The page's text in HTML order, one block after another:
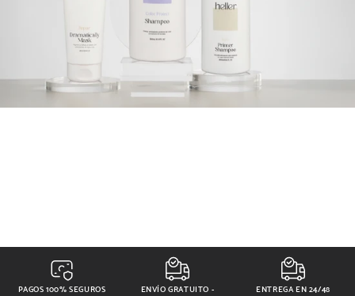
PAGOS 100% SEGUROS
ENVÍO GRATUITO -
ENTREGA EN 24/48